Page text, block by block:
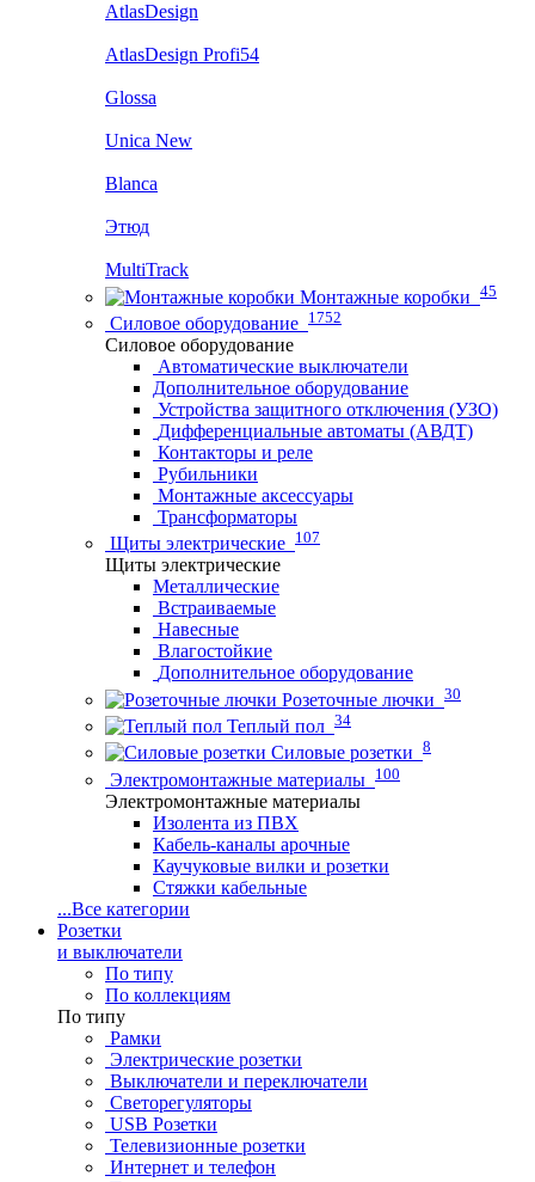
AtlasDesign
AtlasDesign Profi54
Glossa
Unica New
Blanca
Этюд
MultiTrack
Монтажные коробки 45
Силовое оборудование 1752
Силовое оборудование
Автоматические выключатели
Дополнительное оборудование
Устройства защитного отключения (УЗО)
Дифференциальные автоматы (АВДТ)
Контакторы и реле
Рубильники
Монтажные аксессуары
Трансформаторы
Щиты электрические 107
Щиты электрические
Металлические
Встраиваемые
Навесные
Влагостойкие
Дополнительное оборудование
Розеточные лючки 30
Теплый пол 34
Силовые розетки 8
Электромонтажные материалы 100
Электромонтажные материалы
Изолента из ПВХ
Кабель-каналы арочные
Каучуковые вилки и розетки
Стяжки кабельные
...Все категории
Розетки
и выключатели
По типу
По коллекциям
По типу
Рамки
Электрические розетки
Выключатели и переключатели
Светорегуляторы
USB Розетки
Телевизионные розетки
Интернет и телефон